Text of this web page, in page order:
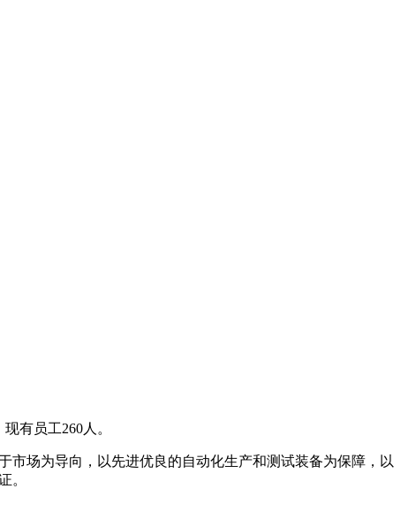
有员工260人。
场为导向，以先进优良的自动化生产和测试装备为保障，以
。